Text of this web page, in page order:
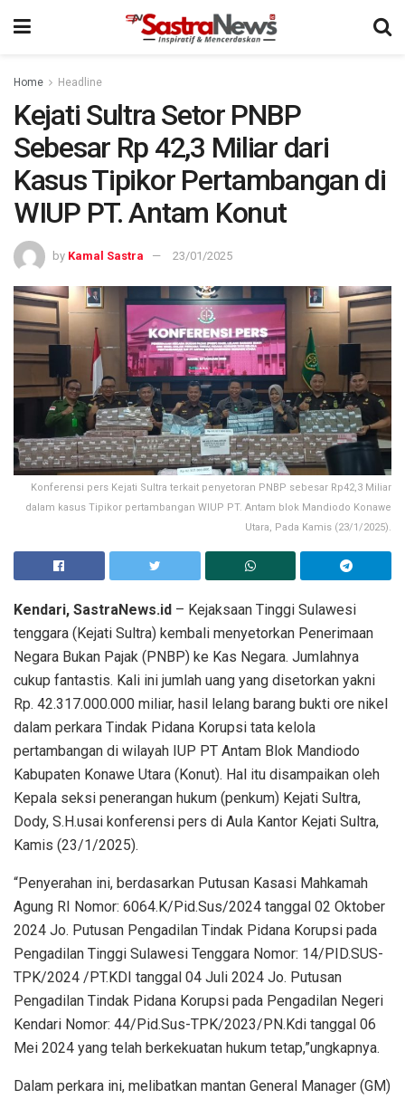
Home Headline
Kejati Sultra Setor PNBP
Sebesar Rp 42,3 Miliar dari
Kasus Tipikor Pertambangan di
WIUP PT. Antam Konut
by Kamal Sastra 23/01/2025
Konferensi pers Kejati Sultra terkait penyetoran PNBP sebesar Rp42,3 Miliar
dalam kasus Tipikor pertambangan WIUP PT. Antam blok Mandiodo Konawe
Utara, Pada Kamis (23/1/2025).
Kendari, SastraNews.id – Kejaksaan Tinggi Sulawesi
tenggara (Kejati Sultra) kembali menyetorkan Penerimaan
Negara Bukan Pajak (PNBP) ke Kas Negara. Jumlahnya
cukup fantastis. Kali ini jumlah uang yang disetorkan yakni
Rp. 42.317.000.000 miliar, hasil lelang barang bukti ore nikel
dalam perkara Tindak Pidana Korupsi tata kelola
pertambangan di wilayah IUP PT Antam Blok Mandiodo
Kabupaten Konawe Utara (Konut). Hal itu disampaikan oleh
Kepala seksi penerangan hukum (penkum) Kejati Sultra,
Dody, S.H.usai konferensi pers di Aula Kantor Kejati Sultra,
Kamis (23/1/2025).
“Penyerahan ini, berdasarkan Putusan Kasasi Mahkamah
Agung RI Nomor: 6064.K/Pid.Sus/2024 tanggal 02 Oktober
2024 Jo. Putusan Pengadilan Tindak Pidana Korupsi pada
Pengadilan Tinggi Sulawesi Tenggara Nomor: 14/PID.SUS-
TPK/2024 /PT.KDI tanggal 04 Juli 2024 Jo. Putusan
Pengadilan Tindak Pidana Korupsi pada Pengadilan Negeri
Kendari Nomor: 44/Pid.Sus-TPK/2023/PN.Kdi tanggal 06
Mei 2024 yang telah berkekuatan hukum tetap,”ungkapnya.
Dalam perkara ini, melibatkan mantan General Manager (GM)